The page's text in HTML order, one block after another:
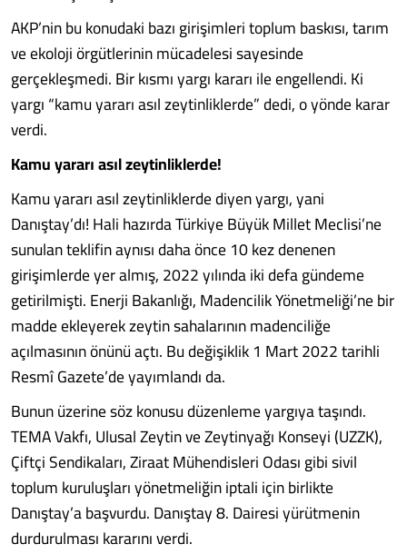
AKP’nin bu konudaki bazı girişimleri toplum baskısı, tarım
ve ekoloji örgütlerinin mücadelesi sayesinde
gerçekleşmedi. Bir kısmı yargı kararı ile engellendi. Ki
yargı “kamu yararı asıl zeytinliklerde” dedi, o yönde karar
verdi.
Kamu yararı asıl zeytinliklerde!
Kamu yararı asıl zeytinliklerde diyen yargı, yani
Danıştay’dı! Hali hazırda Türkiye Büyük Millet Meclisi’ne
sunulan teklifin aynısı daha önce 10 kez denenen
girişimlerde yer almış, 2022 yılında iki defa gündeme
getirilmişti. Enerji Bakanlığı, Madencilik Yönetmeliği’ne bir
madde ekleyerek zeytin sahalarının madenciliğe
açılmasının önünü açtı. Bu değişiklik 1 Mart 2022 tarihli
Resmî Gazete’de yayımlandı da.
Bunun üzerine söz konusu düzenleme yargıya taşındı.
TEMA Vakfı, Ulusal Zeytin ve Zeytinyağı Konseyi (UZZK),
Çiftçi Sendikaları, Ziraat Mühendisleri Odası gibi sivil
toplum kuruluşları yönetmeliğin iptali için birlikte
Danıştay’a başvurdu. Danıştay 8. Dairesi yürütmenin
durdurulması kararını verdi.